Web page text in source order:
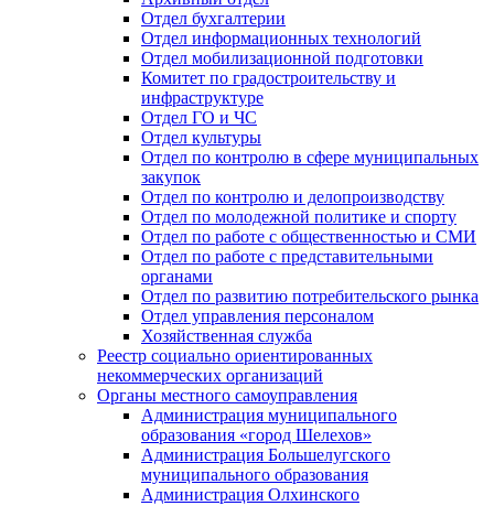
Отдел бухгалтерии
Отдел информационных технологий
Отдел мобилизационной подготовки
Комитет по градостроительству и
инфраструктуре
Отдел ГО и ЧС
Отдел культуры
Отдел по контролю в сфере муниципальных
закупок
Отдел по контролю и делопроизводству
Отдел по молодежной политике и спорту
Отдел по работе с общественностью и СМИ
Отдел по работе с представительными
органами
Отдел по развитию потребительского рынка
Отдел управления персоналом
Хозяйственная служба
Реестр социально ориентированных
некоммерческих организаций
Органы местного самоуправления
Администрация муниципального
образования «город Шелехов»
Администрация Большелугского
муниципального образования
Администрация Олхинского